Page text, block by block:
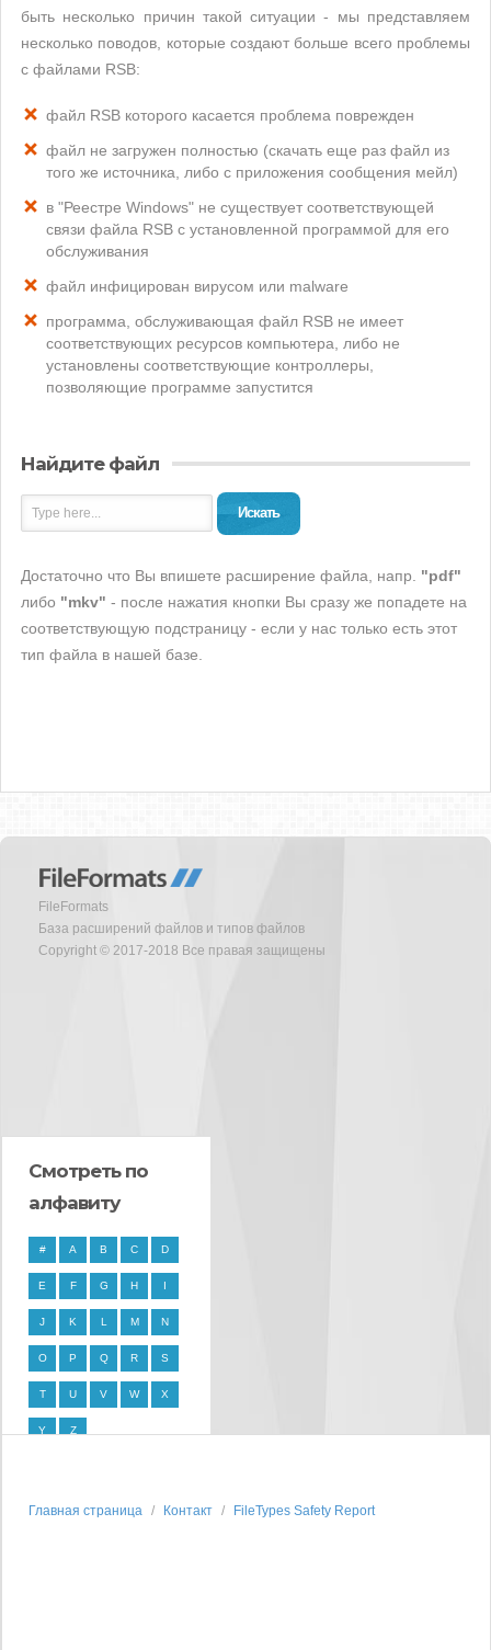
быть несколько причин такой ситуации - мы представляем
несколько поводов, которые создают больше всего проблемы
с файлами RSB:
файл RSB которого касается проблема поврежден
файл не загружен полностью (скачать еще раз файл из
того же источника, либо с приложения сообщения мейл)
в "Реестре Windows" не существует соответствующей
связи файла RSB с установленной программой для его
обслуживания
файл инфицирован вирусом или malware
программа, обслуживающая файл RSB не имеет
соответствующих ресурсов компьютера, либо не
установлены соответствующие контроллеры,
позволяющие программе запустится
Найдите файл
Искать
Достаточно что Вы впишете расширение файла, напр. "pdf"
либо "mkv" - после нажатия кнопки Вы сразу же попадете на
соответствующую подстраницу - если у нас только есть этот
тип файла в нашей базе.
FileFormats
База расширений файлов и типов файлов
Copyright © 2017-2018 Все правая защищены
Смотреть по
алфавиту
# A B C D
E F G H I
J K L M N
O P Q R S
T U V W X
Y Z
Главная страница Контакт FileTypes Safety Report